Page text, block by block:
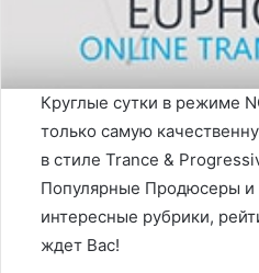
Круглые сутки в режиме
только самую
в стиле Trance &
Популярные Продюсеры и
интересные рубрики,
ждет Вас!